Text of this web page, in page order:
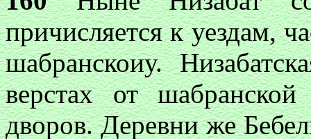
причисляется к уездам,
шабранскоиу.
верстах от
дворов. Деревни же